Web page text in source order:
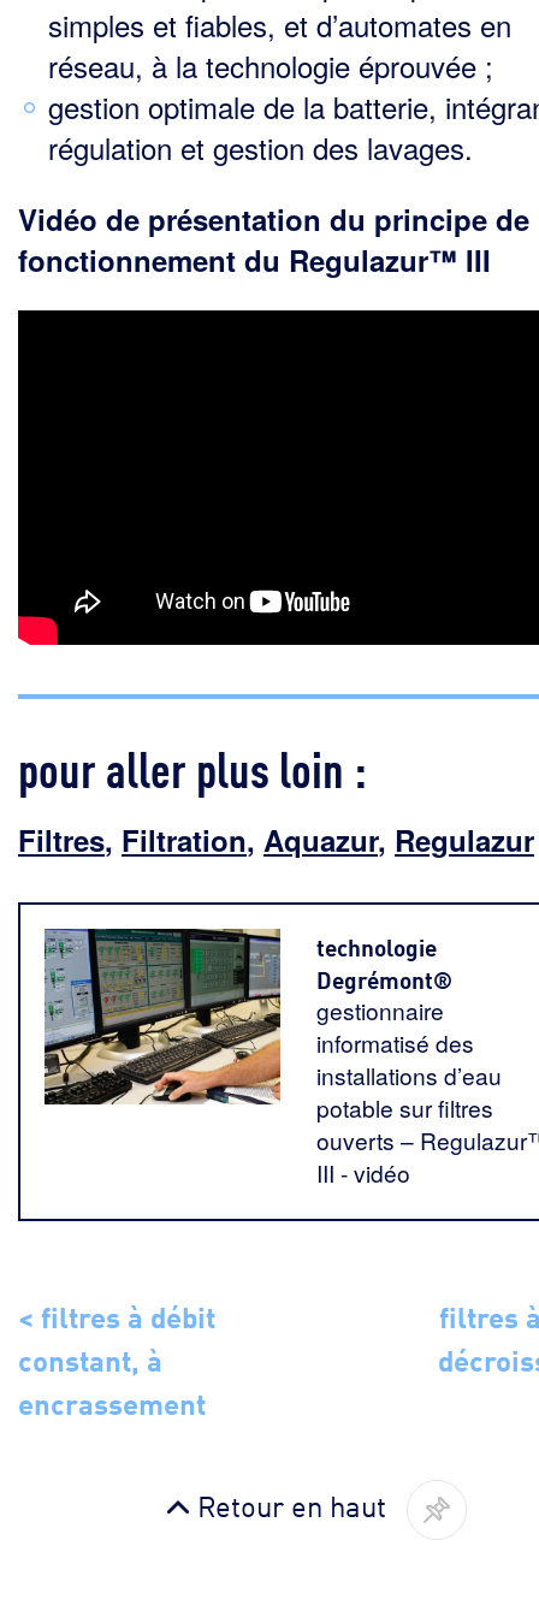
simples et fiables, et d’automates en
réseau, à la technolo­gie éprouvée ;
gestion optimale de la batterie,
régulation et gestion des lavages.
Vidéo de présentation du principe de
fonctionnement du Regulazur™ III
pour aller plus loin :
Filtres, Filtration, Aquazur, Regulazur
technologie
Degrémont®
gestionnaire
informatisé des
installations d’eau
potable sur filtres
ouverts –
III - vidéo
< filtres à débit
constant, à
encrassement
filtres
Retour en haut